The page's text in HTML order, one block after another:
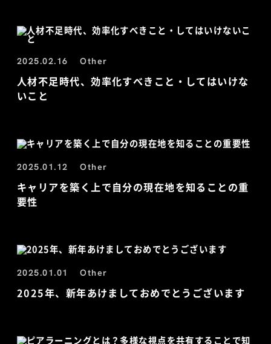
2025.02.16 Other
人材不足時代、効率化すべきこと・してはいけな
いこと
2025.01.12 Other
キャリアを築く上で自分の現在地を知ることの重
要性
2025.01.01 Other
2025年、新年あけましておめでとうございます